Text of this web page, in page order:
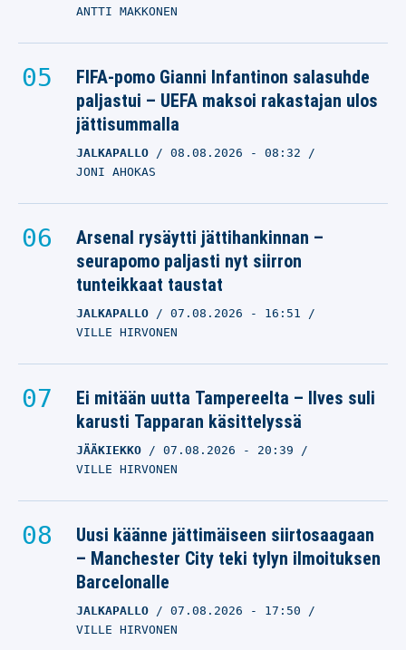
ANTTI MAKKONEN
FIFA-pomo Gianni Infantinon salasuhde
paljastui – UEFA maksoi rakastajan ulos
jättisummalla
JALKAPALLO 08.08.2026 - 08:32
JONI AHOKAS
Arsenal rysäytti jättihankinnan –
seurapomo paljasti nyt siirron
tunteikkaat taustat
JALKAPALLO 07.08.2026 - 16:51
VILLE HIRVONEN
Ei mitään uutta Tampereelta – Ilves suli
karusti Tapparan käsittelyssä
JÄÄKIEKKO 07.08.2026 - 20:39
VILLE HIRVONEN
Uusi käänne jättimäiseen siirtosaagaan
– Manchester City teki tylyn ilmoituksen
Barcelonalle
JALKAPALLO 07.08.2026 - 17:50
VILLE HIRVONEN